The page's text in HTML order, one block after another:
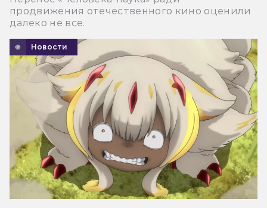
продвижения отечественного кино оценили
далеко не все.
Новости